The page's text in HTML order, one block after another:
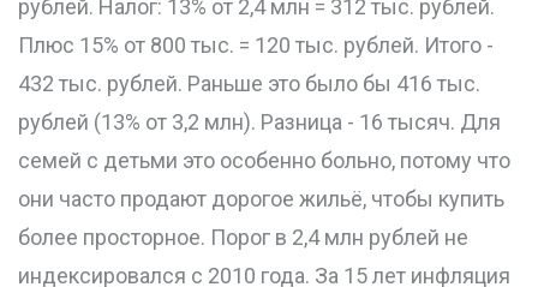
рублей. Налог: 13% от 2,4 млн = 312 тыс. рублей.
Плюс 15% от 800 тыс. = 120 тыс. рублей. Итого -
432 тыс. рублей. Раньше это было бы 416 тыс.
рублей (13% от 3,2 млн). Разница - 16 тысяч. Для
семей с детьми это особенно больно, потому что
они часто продают дорогое жильё, чтобы купить
более просторное. Порог в 2,4 млн рублей не
индексировался с 2010 года. За 15 лет инфляция